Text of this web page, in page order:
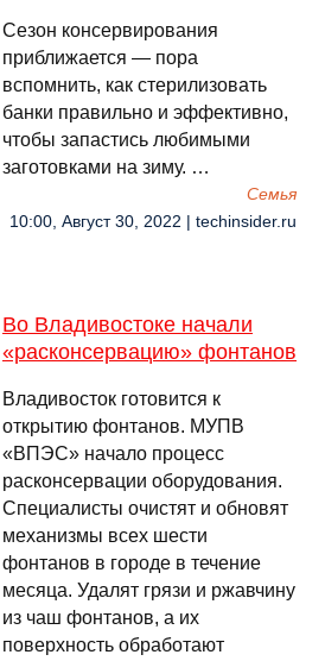
Сезон консервирования
приближается — пора
вспомнить, как стерилизовать
банки правильно и эффективно,
чтобы запастись любимыми
заготовками на зиму. …
Семья
10:00, Август 30, 2022 | techinsider.ru
Во Владивостоке начали
«расконсервацию» фонтанов
Владивосток готовится к
открытию фонтанов. МУПВ
«ВПЭС» начало процесс
расконсервации оборудования.
Специалисты очистят и обновят
механизмы всех шести
фонтанов в городе в течение
месяца. Удалят грязи и ржавчину
из чаш фонтанов, а их
поверхность обработают